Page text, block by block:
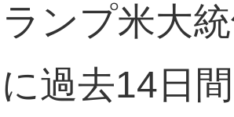
ランプ米大
過去14日